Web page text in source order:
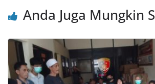
Anda Juga Mungkin